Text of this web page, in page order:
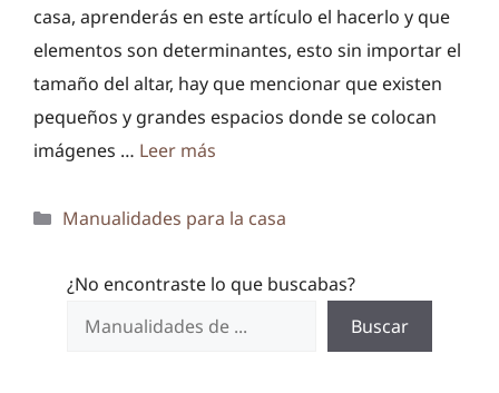
casa, aprenderás en este artículo el hacerlo y que
elementos son determinantes, esto sin importar el
tamaño del altar, hay que mencionar que existen
pequeños y grandes espacios donde se colocan
imágenes … Leer más
Categorías
Manualidades para la casa
¿No encontraste lo que buscabas?
Buscar